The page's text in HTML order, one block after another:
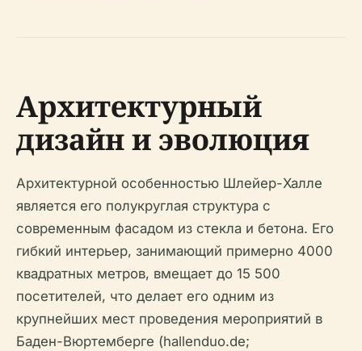
Архитектурный
дизайн и эволюция
Архитектурной особенностью Шлейер-Халле
является его полукруглая структура с
современным фасадом из стекла и бетона. Его
гибкий интерьер, занимающий примерно 4000
квадратных метров, вмещает до 15 500
посетителей, что делает его одним из
крупнейших мест проведения мероприятий в
Баден-Вюртемберге (hallenduo.de;